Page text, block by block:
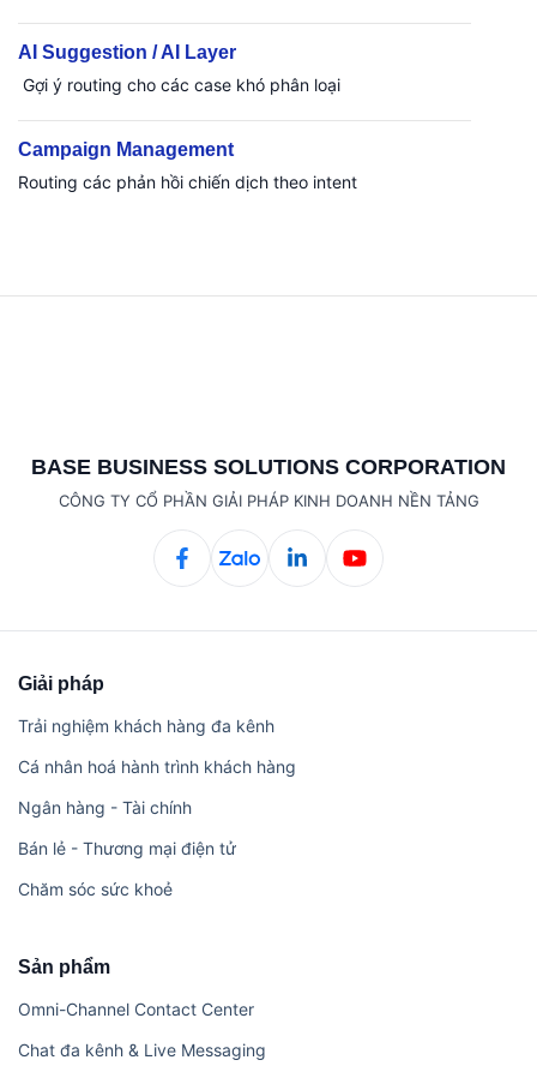
AI Suggestion / AI Layer
Gợi ý routing cho các case khó phân loại
Campaign Management
Routing các phản hồi chiến dịch theo intent
BASE BUSINESS SOLUTIONS CORPORATION
CÔNG TY CỔ PHẦN GIẢI PHÁP KINH DOANH NỀN TẢNG
Giải pháp
Trải nghiệm khách hàng đa kênh
Cá nhân hoá hành trình khách hàng
Ngân hàng - Tài chính
Bán lẻ - Thương mại điện tử
Chăm sóc sức khoẻ
Sản phẩm
Omni-Channel Contact Center
Chat đa kênh & Live Messaging